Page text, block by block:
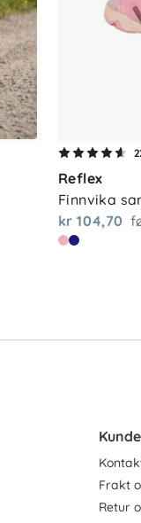
etter bruk
og
Reflex
Finnvika
kr 104,70
Frakt
Retur